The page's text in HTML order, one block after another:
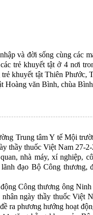
và đời sống cùng các
trẻ khuyết tật ở 4 nơi
khuyết tật Thiên Phước,
Hoàng văn Bình, chùa
Trung tâm Y tế Mội
thầy thuốc Việt Nam 27-
nhà máy, xí nghiệp,
đạo Bộ Công thương,
Công thương ông
ngày thầy thuốc Việt
ra phương hướng hoạt